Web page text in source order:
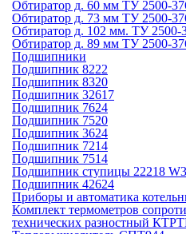
Обтиратор д. 60 мм ТУ 2500-
Обтиратор д. 73 мм ТУ 2500-
Обтиратор д. 102 мм. ТУ 2500-
Обтиратор д. 89 мм ТУ 2500-
Подшипники
Подшипник 8222
Подшипник 8320
Подшипник 32617
Подшипник 7624
Подшипник 7520
Подшипник 3624
Подшипник 7214
Подшипник 7514
Подшипник ступицы 22218
Подшипник 42624
Приборы и автоматика
Комплект термометров
технических разностный